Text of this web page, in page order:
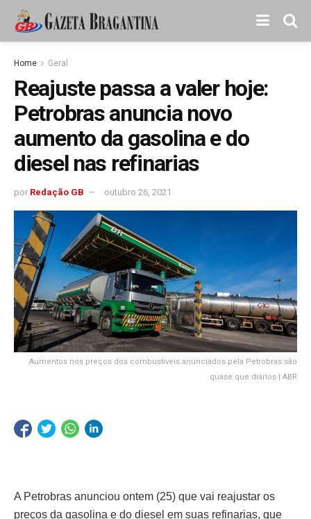
Home Geral
Reajuste passa a valer hoje:
Petrobras anuncia novo
aumento da gasolina e do
diesel nas refinarias
por Redação GB outubro 26, 2021
Aumentos nos preços dos combustíveis anunciados pela Petrobras são
quase que diários | ABR
A Petrobras anunciou ontem (25) que vai reajustar os
preços da gasolina e do diesel em suas refinarias, que